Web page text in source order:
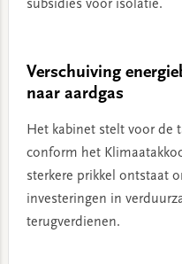
subsidies voor isolatie.
Verschuiving
naar aardgas
Het kabinet stelt voor de
conform het
sterkere prikkel ontstaat
investeringen in
terugverdienen.